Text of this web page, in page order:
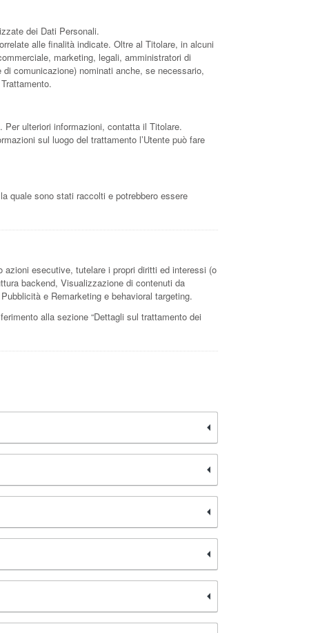
dei Dati Personali.
alle finalità indicate. Oltre al Titolare, in alcuni
marketing, legali, amministratori di
comunicazione) nominati anche, se necessario,
ulteriori informazioni, contatta il Titolare.
sul luogo del trattamento l’Utente può fare
quale sono stati raccolti e potrebbero essere
azioni esecutive, tutelare i propri diritti ed interessi (o
backend, Visualizzazione di contenuti da
e Remarketing e behavioral targeting.
alla sezione “Dettagli sul trattamento dei